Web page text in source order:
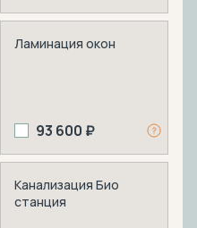
Ламинация окон
93 600 ₽
Канализация Био
станция